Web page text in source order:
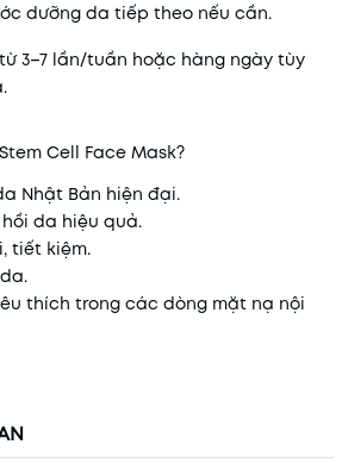
dưỡng da tiếp theo nếu cần.
3–7 lần/tuần hoặc hàng ngày tùy
Cell Face Mask?
Nhật Bản hiện đại.
da hiệu quả.
tiết kiệm.
thích trong các dòng mặt nạ nội